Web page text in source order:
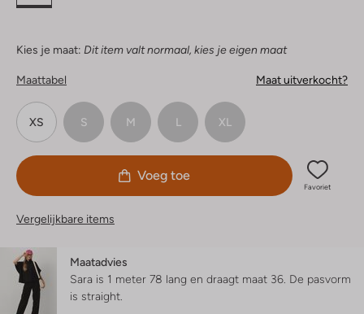
Kies je maat: Dit item valt normaal, kies je eigen maat
Maattabel Maat uitverkocht?
XS S M L XL
Voeg toe
Favoriet
Vergelijkbare items
Maatadvies
Sara is 1 meter 78 lang en draagt maat 36. De pasvorm
is straight